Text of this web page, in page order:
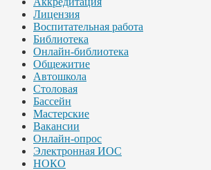
Лицензия
Воспитательная работа
Библиотека
Онлайн-библиотека
Общежитие
Автошкола
Столовая
Бассейн
Мастерские
Вакансии
Онлайн-опрос
Электронная ИОС
НОКО